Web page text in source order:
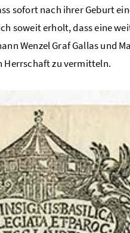
sofort nach ihrer Geburt
soweit erholt, dass eine
Wenzel Graf Gallas und
Herrschaft zu vermitteln.